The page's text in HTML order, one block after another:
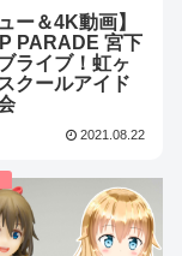
ー＆4K動画】
PARADE 宮下
ライブ！虹ヶ
クールアイド
2021.08.22